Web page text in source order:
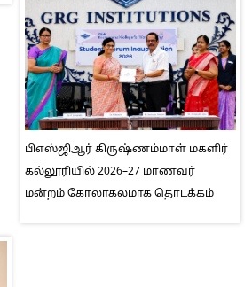
பிஎஸ்ஜிஆர் கிருஷ்ணம்மாள் மகளிர்
கல்லூரியில் 2026–27 மாணவர்
மன்றம் கோலாகலமாக தொடக்கம்